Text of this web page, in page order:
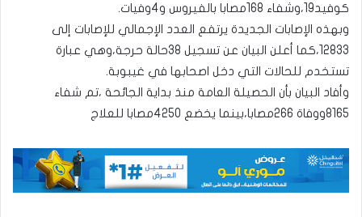
كوفيد19،وشفاء 168مصابا بالفيروس و4وفيات.
وبهذه الإصابات الجديدة يرتفع العدد الإجمالي للإصابات إلى
12833،كما أعلن البيان عن تسجيل 38حالة حرجة،وهي عبارة
تستخدم للحالات التي دخل اصحابها في غيبوبة.
وأفاد البيان بأن الحصيلة العامة منذ بداية الجائحة ،تم شفاء
8165ووفاة 266مصابا،بينما يخضع 4250مصابا للعلاج